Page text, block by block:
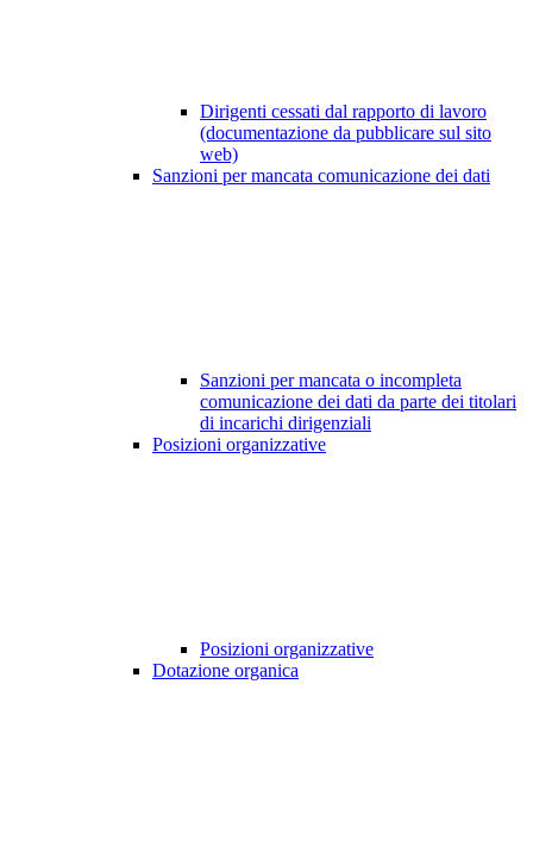
Dirigenti cessati dal rapporto di lavoro
(documentazione da pubblicare sul sito
web)
Sanzioni per mancata comunicazione dei dati
Sanzioni per mancata o incompleta
comunicazione dei dati da parte dei titolari
di incarichi dirigenziali
Posizioni organizzative
Posizioni organizzative
Dotazione organica